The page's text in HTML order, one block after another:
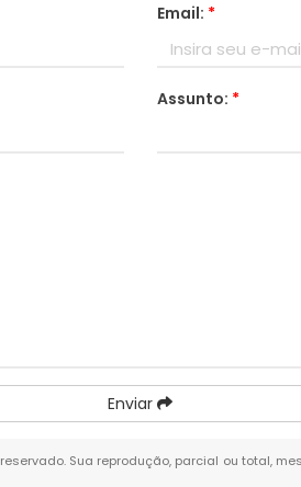
Email: *
Assunto: *
Enviar
Sua reprodução, parcial ou total,